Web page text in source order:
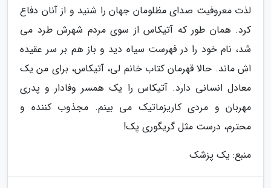
لذت معروفیت صدای مظلومان جهان را شنید و از آنان دفاع
کرد. همان طور که آتیکاس از سوی مردم شهرش طرد می
شد، نام خود را در فهرست سیاه دید و باز هم بر سر عقیده
اش ماند. حالا قهرمان کتاب خانم لی، آتیکاس، برای من یک
معادل انسانی دارد. آتیکاس را یک همسر وفادار و پدری
مهربان و مردی کاریزماتیک می بینم. مجذوب کننده و
محترم، درست مثل گریگوری پک!
منبع: یک پزشک